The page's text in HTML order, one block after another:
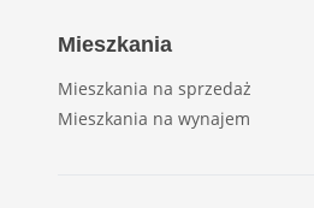
Mieszkania
Mieszkania na sprzedaż
Mieszkania na wynajem